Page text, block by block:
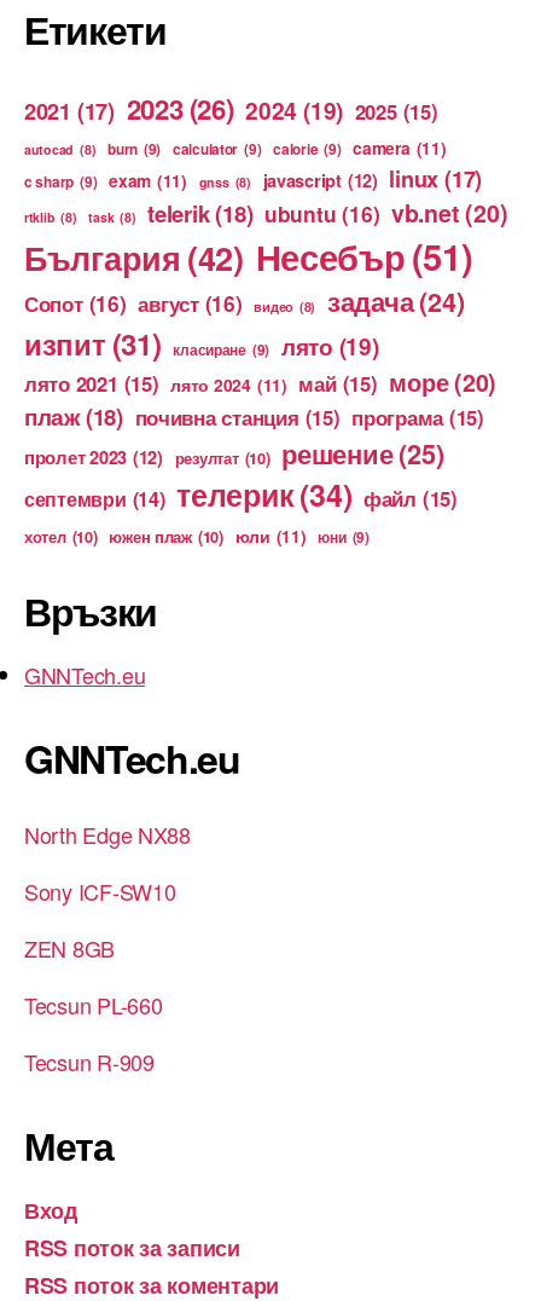
Етикети
2021 (17) 2023 (26) 2024 (19) 2025 (15)
autocad (8) burn (9) calculator (9) calorie (9) camera (11)
c sharp (9) exam (11) gnss (8) javascript (12) linux(17)
rtklib (8) task (8) telerik(18) ubuntu (16) vb.net(20)
България (42) Несебър(51)
Сопот (16) август (16) видео (8) задача(24)
изпит (31) класиране (9) лято (19)
лято 2021 (15) лято 2024 (11) май (15) море(20)
плаж(18) почивна станция (15) програма (15)
пролет 2023 (12) резултат (10) решение(25)
септември (14) телерик(34) файл (15)
хотел (10) южен плаж (10) юли (11) юни (9)
Връзки
GNNTech.eu
GNNTech.eu
North Edge NX88
Sony ICF-SW10
ZEN 8GB
Tecsun PL-660
Tecsun R-909
Мета
Вход
RSS поток за записи
RSS поток за коментари